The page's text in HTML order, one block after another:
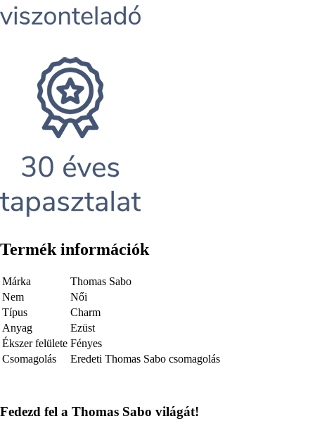
Termék információk
Márka
Thomas Sabo
Nem
Női
Típus
Charm
Anyag
Ezüst
Ékszer felülete Fényes
Csomagolás
Eredeti Thomas Sabo csomagolás
Fedezd fel a Thomas Sabo világát!